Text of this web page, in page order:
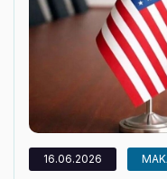
16.06.2026